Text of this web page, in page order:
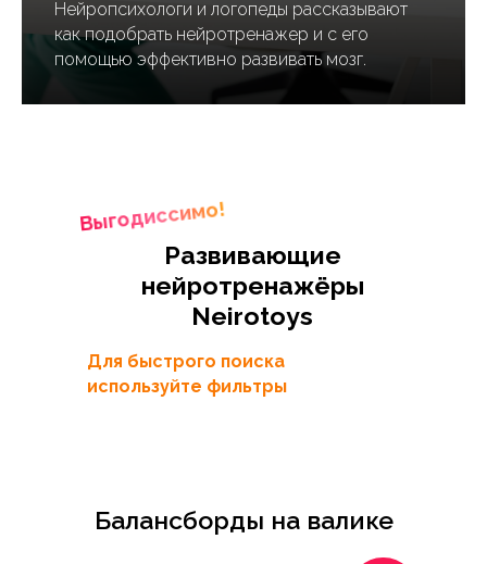
Нейропсихологи и логопеды рассказывают
как подобрать нейротренажер и с его
помощью эффективно развивать мозг.
Выгодиссимо!
Развивающие
нейротренажёры
Neirotoys
Для быстрого поиска
используйте фильтры
Балансборды на валике